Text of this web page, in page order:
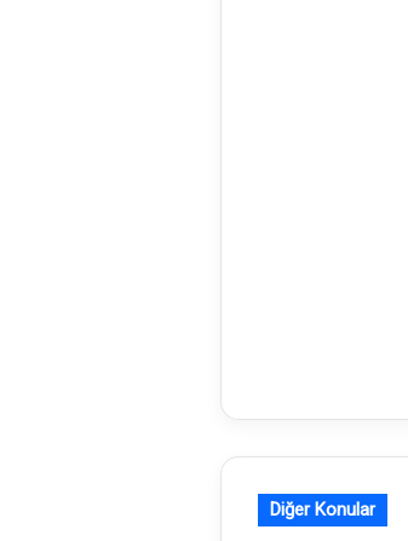
Diğer Konular